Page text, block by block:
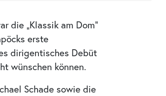
die „Klassik am Dom“
erste
dirigentisches Debüt
wünschen können.
Schade sowie die